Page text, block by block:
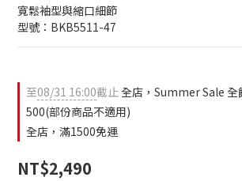
寬鬆袖型與縮口細節
型號：BKB5511-47
至08/31 16:00截止全店，Summer Sale 全
500(部份商品不適用)
全店，滿1500免運
NT$2,490